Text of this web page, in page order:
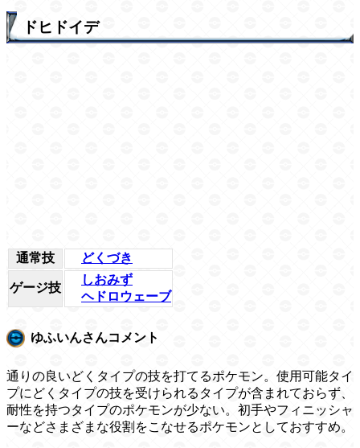
ドヒドイデ
通常技 どくづき
ゲージ技
しおみず
ヘドロウェーブ
ゆふいんさんコメント
通りの良いどくタイプの技を打てるポケモン。使用可能タイ
プにどくタイプの技を受けられるタイプが含まれておらず、
耐性を持つタイプのポケモンが少ない。初手やフィニッシャ
ーなどさまざまな役割をこなせるポケモンとしておすすめ。